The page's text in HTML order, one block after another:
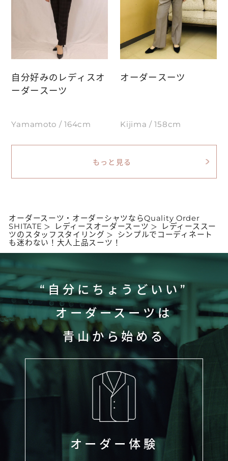
自分好みのレディスオ
ーダースーツ
Yamamoto / 164cm
オーダースーツ
Kijima / 158cm
もっと見る
オーダースーツ・オーダーシャツならQuality Order
SHITATE
レディースオーダースーツ
レディーススー
ツのスタッフスタイリング
シンプルでコーディネート
も迷わない！大人上品スーツ！
“自分にちょうどいい”
オーダースーツは
青山から始める
オーダー体験